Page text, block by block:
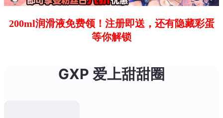
200ml润滑液免费领！注册即送，还有隐藏彩蛋
等你解锁
GXP 爱上甜甜圈